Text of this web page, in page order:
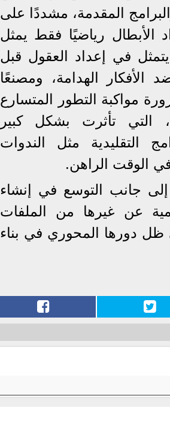
المقدمة، مشددًا على
الأبطال رياضيًا فقط يمثل
في إعداد العقول قبل
الأفكار الهدامة، ومصنعًا
مواكبة التطور المتسارع
التي تأثرت بشكل كبير
التقليدية مثل الندوات
الوقت الراهن.
جانب التوسع في إنشاء
عن غيرها من الملفات
دورها المحوري في بناء